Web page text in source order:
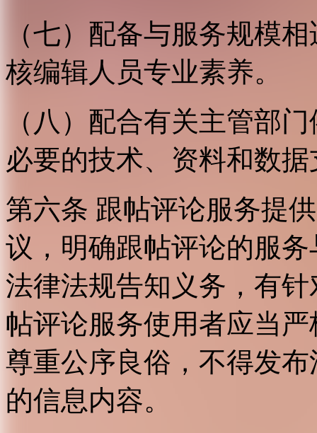
（七）配备与服务规模
核编辑人员专业素养。
（八）配合有关主管部
必要的技术、资料和数
第六条 跟帖评论服务提
议，明确跟帖评论的服
法律法规告知义务，有
帖评论服务使用者应当
尊重公序良俗，不得发
的信息内容。